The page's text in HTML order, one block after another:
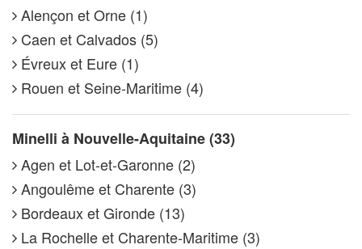
Alençon et Orne (1)
Caen et Calvados (5)
Évreux et Eure (1)
Rouen et Seine-Maritime (4)
Minelli à Nouvelle-Aquitaine (33)
Agen et Lot-et-Garonne (2)
Angoulême et Charente (3)
Bordeaux et Gironde (13)
La Rochelle et Charente-Maritime (3)